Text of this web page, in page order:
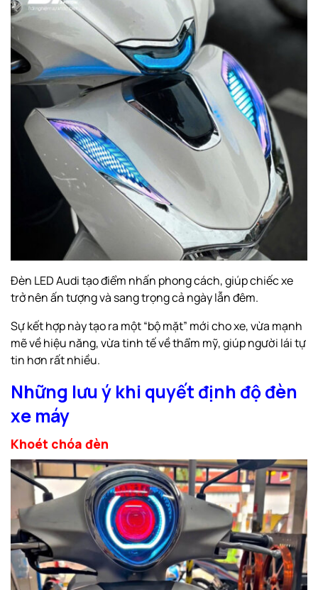
Đèn LED Audi tạo điểm nhấn phong cách, giúp chiếc xe
trở nên ấn tượng và sang trọng cả ngày lẫn đêm.
Sự kết hợp này tạo ra một “bộ mặt” mới cho xe, vừa mạnh
mẽ về hiệu năng, vừa tinh tế về thẩm mỹ, giúp người lái tự
tin hơn rất nhiều.
Những lưu ý khi quyết định độ đèn
xe máy
Khoét chóa đèn